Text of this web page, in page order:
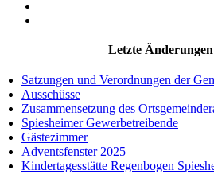
Letzte Änderungen
Satzungen und Verordnungen der
Ausschüsse
Zusammensetzung des
Spiesheimer Gewerbetreibende
Gästezimmer
Adventsfenster 2025
Kindertagesstätte Regenbogen